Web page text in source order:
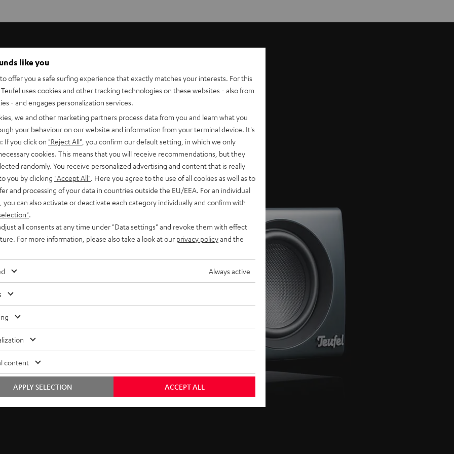
wie die Definion 3S oder Definion 3. Ein
optimale Sprachverständlichkeit sind zwei Tieftöner
3 Center passt nicht auf den Definion Standfuß.
like you
offer you a safe surfing experience that exactly matches your interests. For this
uses cookies and other tracking technologies on these websites - also from
- and engages personalization services.
we and other marketing partners process data from you and learn what you
your behaviour on our website and information from your terminal device. It's
If you click on "Reject All" , you confirm our default setting, in which we only
cookies. This means that you will receive recommendations, but they
randomly. You receive personalized advertising and content that is really
you by clicking "Accept All" . Here you agree to the use of all cookies as well as to
and processing of your data in countries outside the EU/EEA. For an individual
you can also activate or deactivate each category individually and confirm with
all consents at any time under "Data settings" and revoke them with effect
For more information, please also take a look at our privacy policyand the
Always active
content
ACCEPT ALL
APPLY SELECTION